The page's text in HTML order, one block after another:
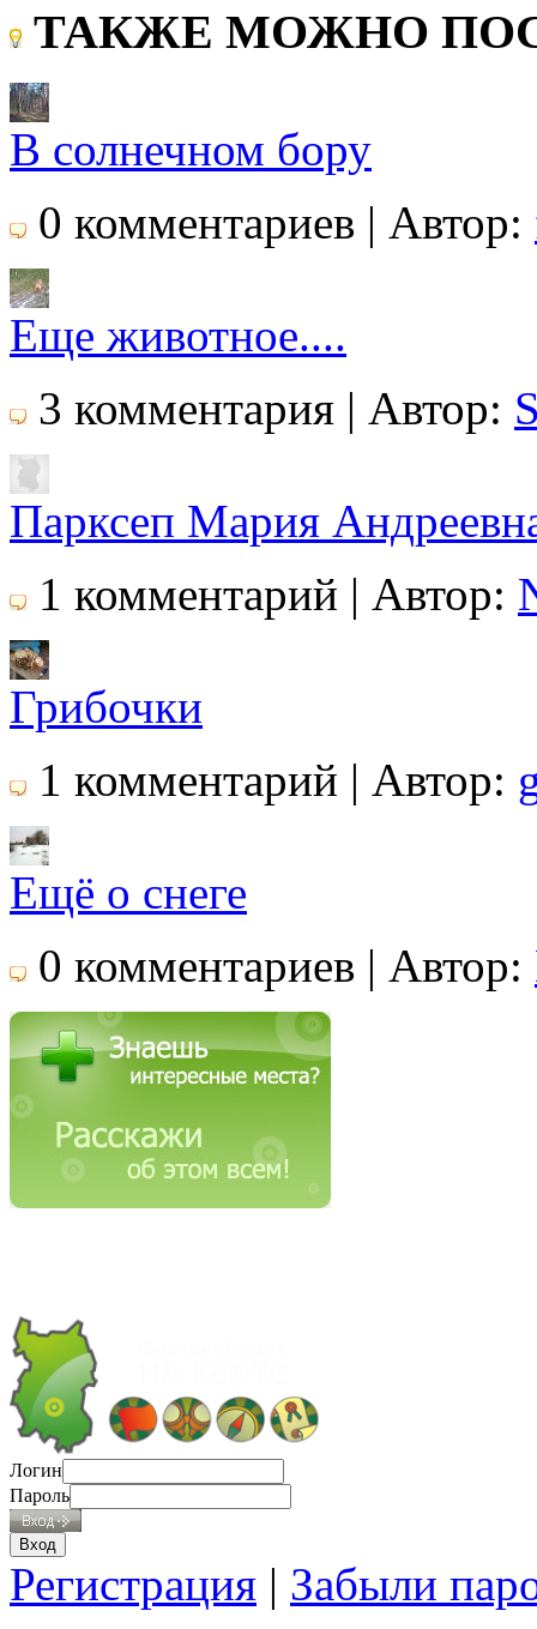
ТАКЖЕ МОЖНО
В солнечном бору
0 комментариев | Автор:
Еще животное....
3 комментария | Автор:
Парксеп Мария
1 комментарий | Автор:
Грибочки
1 комментарий | Автор:
Ещё о снеге
0 комментариев | Автор:
Логин
Пароль
Регистрация | Забыли